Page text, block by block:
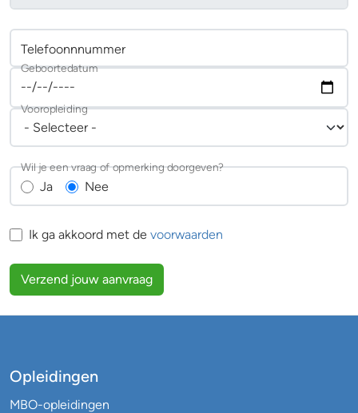
Telefoonnnummer
Geboortedatum
Vooropleiding
Ja Nee
Wil je een vraag of opmerking doorgeven?
Ik ga akkoord met de voorwaarden
Verzend jouw aanvraag
Opleidingen
MBO-opleidingen